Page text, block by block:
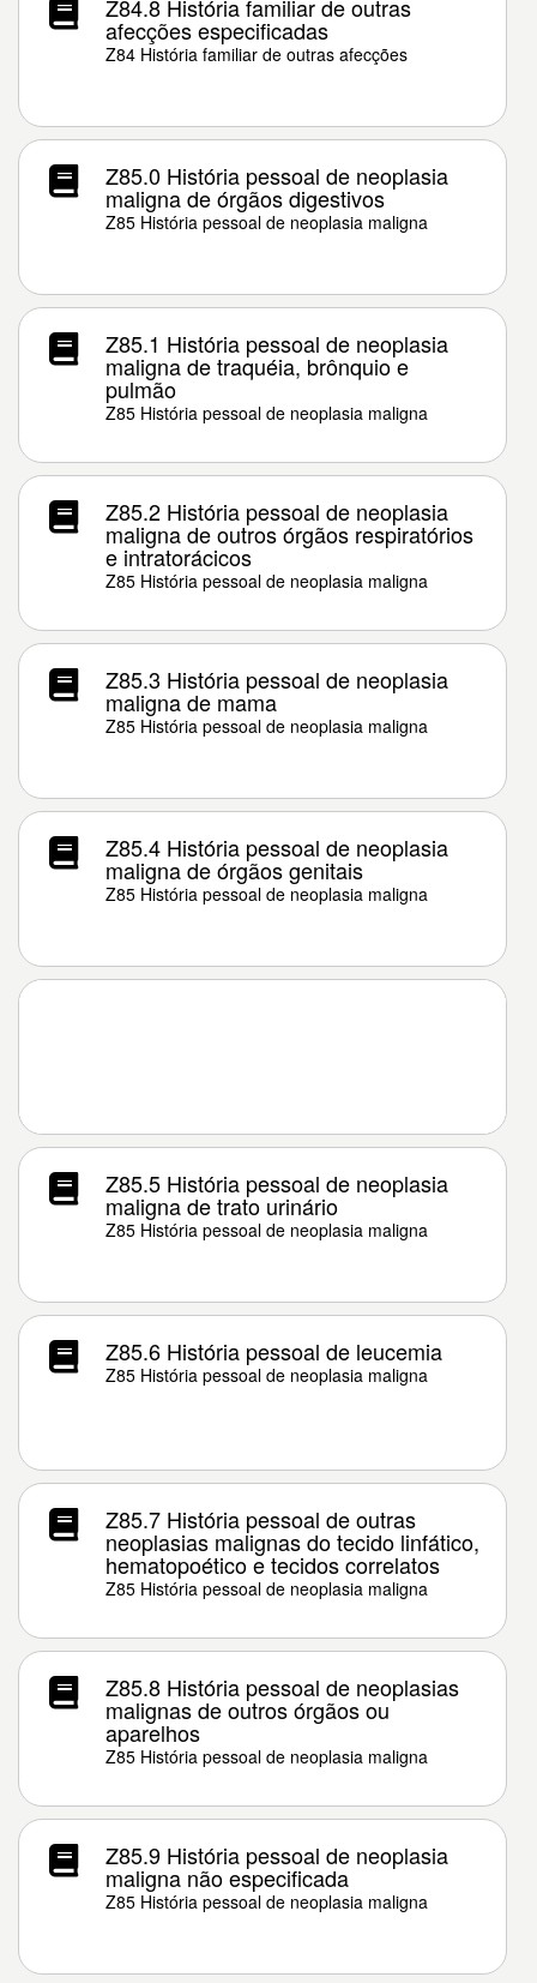
Z84.8 História familiar de outras
afecções especificadas
Z84 História familiar de outras afecções
Z85.0 História pessoal de neoplasia
maligna de órgãos digestivos
Z85 História pessoal de neoplasia maligna
Z85.1 História pessoal de neoplasia
maligna de traquéia, brônquio e
pulmão
Z85 História pessoal de neoplasia maligna
Z85.2 História pessoal de neoplasia
maligna de outros órgãos respiratórios
e intratorácicos
Z85 História pessoal de neoplasia maligna
Z85.3 História pessoal de neoplasia
maligna de mama
Z85 História pessoal de neoplasia maligna
Z85.4 História pessoal de neoplasia
maligna de órgãos genitais
Z85 História pessoal de neoplasia maligna
Z85.5 História pessoal de neoplasia
maligna de trato urinário
Z85 História pessoal de neoplasia maligna
Z85.6 História pessoal de leucemia
Z85 História pessoal de neoplasia maligna
Z85.7 História pessoal de outras
neoplasias malignas do tecido linfático,
hematopoético e tecidos correlatos
Z85 História pessoal de neoplasia maligna
Z85.8 História pessoal de neoplasias
malignas de outros órgãos ou
aparelhos
Z85 História pessoal de neoplasia maligna
Z85.9 História pessoal de neoplasia
maligna não especificada
Z85 História pessoal de neoplasia maligna